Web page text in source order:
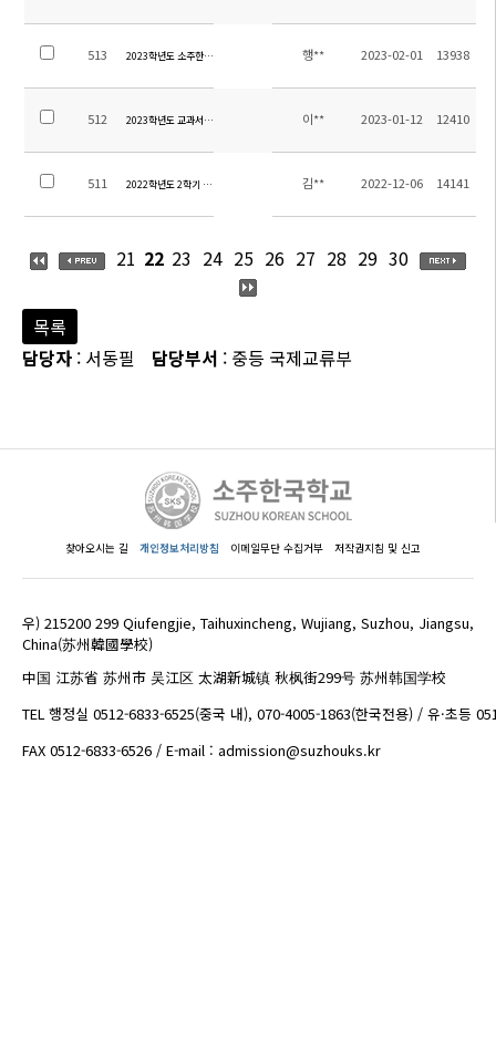
513 2023학년도 소주한국학교 보안용역 업체선정 입찰공고
행** 2023-02-01 13938
512 2023학년도 교과서 목록 이** 2023-01-12 12410
511 2022학년도 2학기 방과후학교 만족도 조사 결과김** 2022-12-06 14141
21 22 23 24 25 26 27 28 29 30
목록
담당자 : 서동필 담당부서 : 중등 국제교류부
찾아오시는 길 개인정보처리방침 이메일무단 수집거부 저작권지침 및 신고
우) 215200 299 Qiufengjie, Taihuxincheng, Wujiang, Suzhou, Jiangsu,
China(苏州韓國學校)
中国 江苏省 苏州市 吴江区 太湖新城镇 秋枫街299号 苏州韩国学校
TEL 행정실 0512-6833-6525(중국 내), 070-4005-1863(한국전용) / 유·초등
FAX 0512-6833-6526 / E-mail : admission@suzhouks.kr